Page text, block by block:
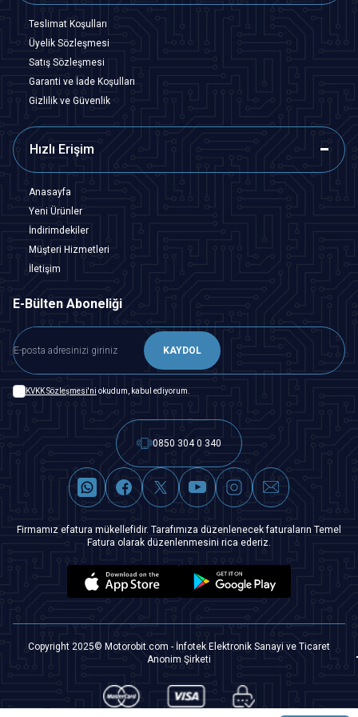
Teslimat Koşulları
Üyelik Sözleşmesi
Satış Sözleşmesi
Garanti ve İade Koşulları
Gizlilik ve Güvenlik
Hızlı Erişim
Anasayfa
Yeni Ürünler
İndirimdekiler
Müşteri Hizmetleri
İletişim
E-Bülten Aboneliği
KAYDOL
KVKK Sözleşmesi'ni okudum, kabul ediyorum.
0850 304 0 340
Firmamız efatura mükellefidir. Tarafımıza düzenlenecek faturaların Temel
Fatura olarak düzenlenmesini rica ederiz.
Copyright 2025© Motorobit.com - İnfotek Elektronik Sanayi ve Ticaret
Anonim Şirketi